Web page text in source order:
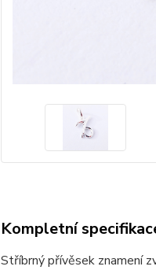
Kompletní
Stříbrný přívěsek znamení